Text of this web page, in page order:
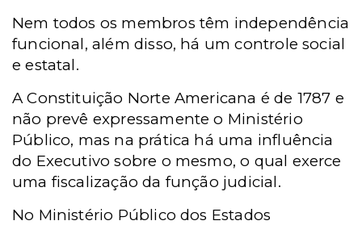
Nem todos os membros têm independência
funcional, além disso, há um controle social
e estatal.
A Constituição Norte Americana é de 1787 e
não prevê expressamente o Ministério
Público, mas na prática há uma influência
do Executivo sobre o mesmo, o qual exerce
uma fiscalização da função judicial.
No Ministério Público dos Estados